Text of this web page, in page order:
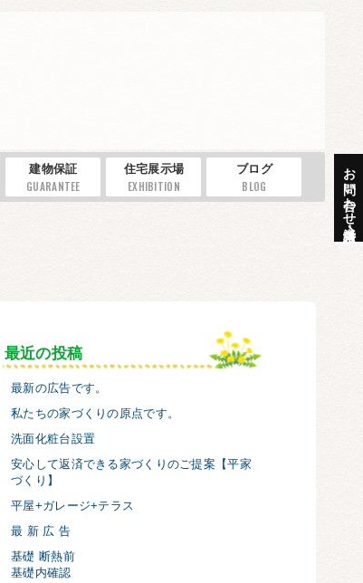
お問い合わせ・資料請求
建物保証
GUARANTEE
住宅展示場
EXHIBITION
ブログ
BLOG
最近の投稿
最新の広告です。
私たちの家づくりの原点です。
洗面化粧台設置
安心して返済できる家づくりのご提案【平家
づくり】
平屋+ガレージ+テラス
最 新 広 告
基礎 断熱前
基礎内確認